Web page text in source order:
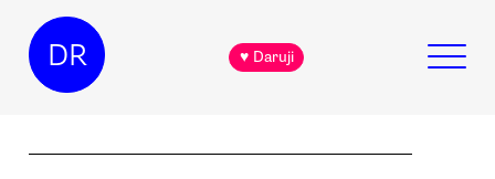
DR ♥ Daruji